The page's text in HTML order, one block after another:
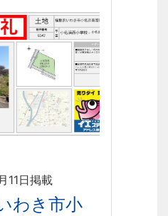
11日掲載
わき市小